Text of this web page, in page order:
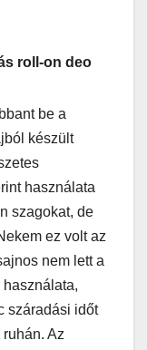
roll-on deo
be a
készült
használata
szagokat, de
ez volt az
nem lett a
száradási időt
Az